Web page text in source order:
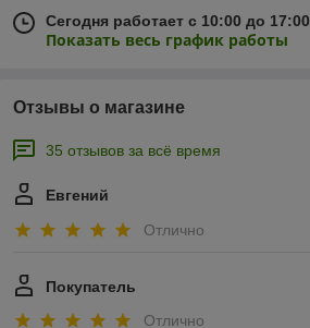
Сегодня работает с 10:00 до 17:00
Показать весь график работы
Отзывы о магазине
35 отзывов за всё время
Евгений
Отлично
Покупатель
Отлично